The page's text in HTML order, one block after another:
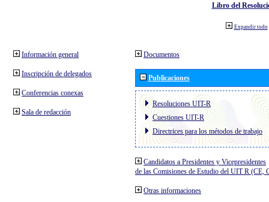
Libro del
Expandir todo
Información general
Inscripción de delegados
Conferencias conexas
Sala de redacción
Documentos
Publicaciones
Resoluciones UIT-R
Cuestiones UIT-R
Directrices para los métodos de trabajo
Candidatos a Presidentes y Vicepresidentes
de las Comisiones de Estudio del UIT R (CE,
Otras informaciones